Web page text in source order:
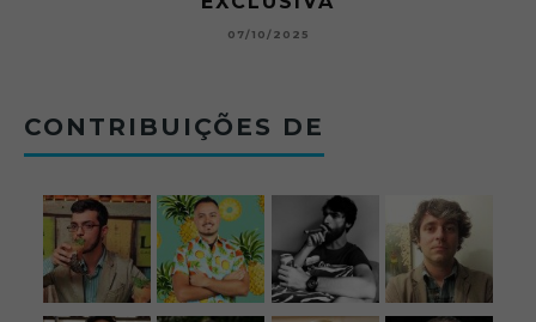
07/10/2025
CONTRIBUIÇÕES DE